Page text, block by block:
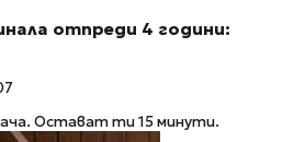
отпреди 4 години:
Остават ти 15 минути.